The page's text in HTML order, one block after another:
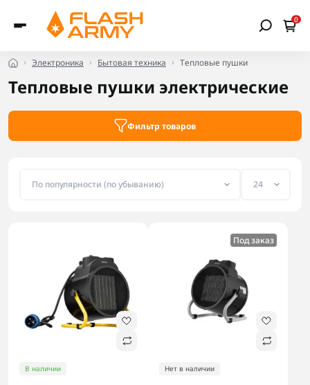
0
Электроника Бытовая техника Тепловые пушки
Тепловые пушки электрические
Фильтр товаров
В наличии
Под заказ
Нет в наличии